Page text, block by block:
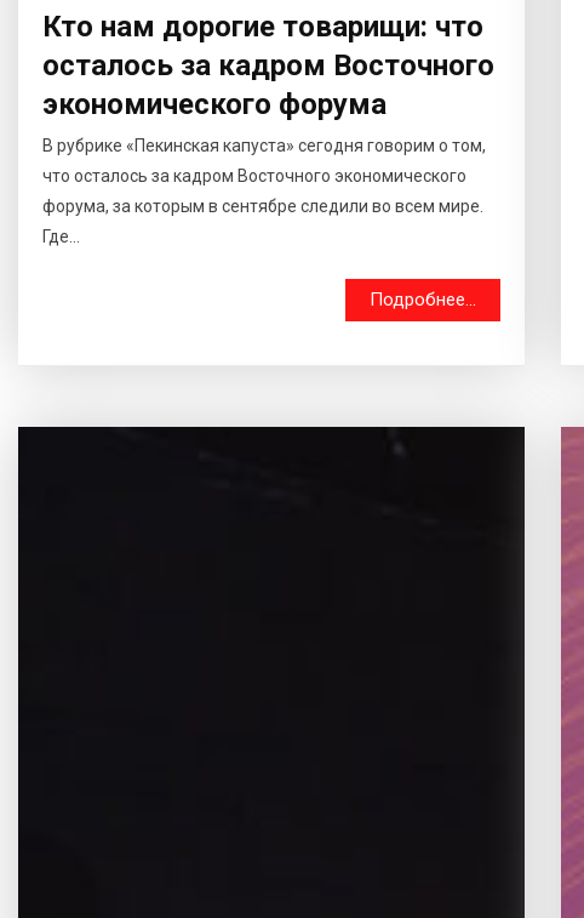
Кто нам дорогие товарищи: что
осталось за кадром Восточного
экономического форума
В рубрике «Пекинская капуста» сегодня говорим о том,
что осталось за кадром Восточного экономического
форума, за которым в сентябре следили во всем мире.
Где...
Подробнее...